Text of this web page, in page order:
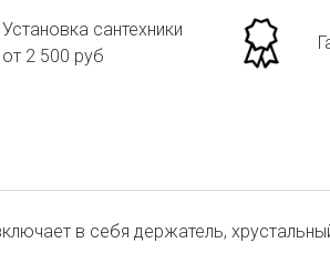
Установка сантехники
от 2 500 руб
в себя держатель,